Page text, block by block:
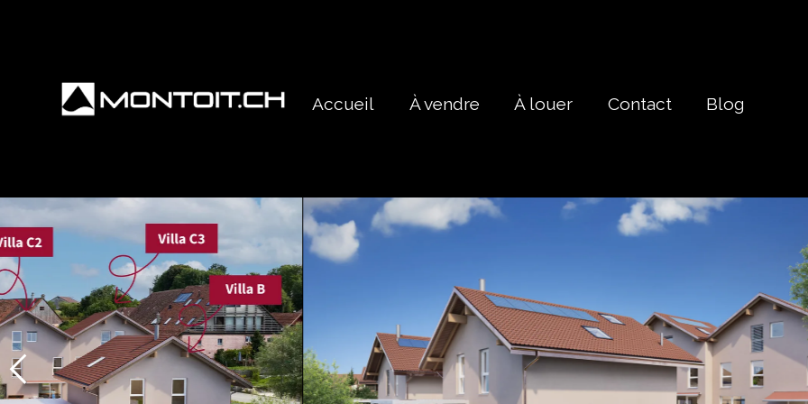
Accueil À vendre À louer Contact Blog